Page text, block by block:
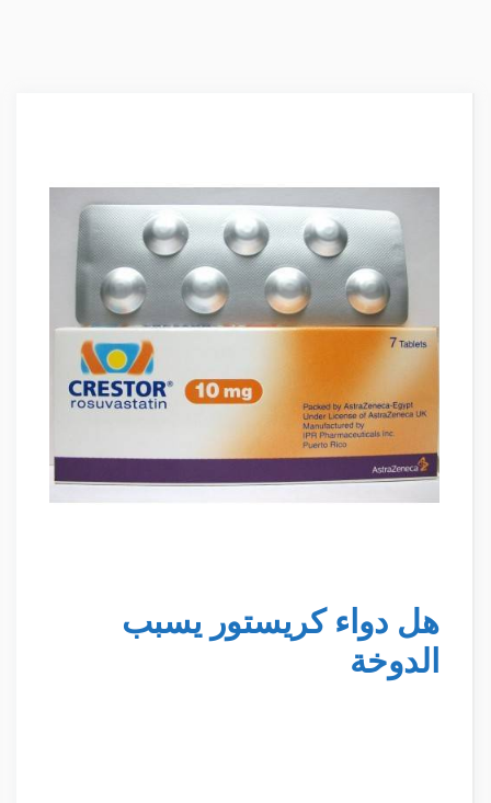
هل دواء كريستور يسبب
الدوخة